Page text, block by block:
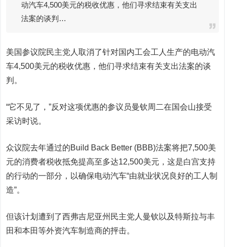
动汽车4,500美元的税收优惠，他们寻求结束有关支出
法案的谈判…
美国参议院民主党人取消了针对国内工会工人生产的电动汽
车4,500美元的税收优惠，他们寻求结束有关支出法案的谈
判。
“它不见了，”反对这项优惠的参议员曼钦周二在国会山接受
采访时说。
众议院去年通过的Build Back Better (BBB)法案将把7,500美
元的消费者税收抵免提高至多达12,500美元，这是白宫支持
的行动的一部分，以确保电动汽车“由就业状况良好的工人制
造”。
但该计划遭到了西弗吉尼亚州民主党人曼钦以及特斯拉与丰
田和本田等外资汽车制造商的抨击。